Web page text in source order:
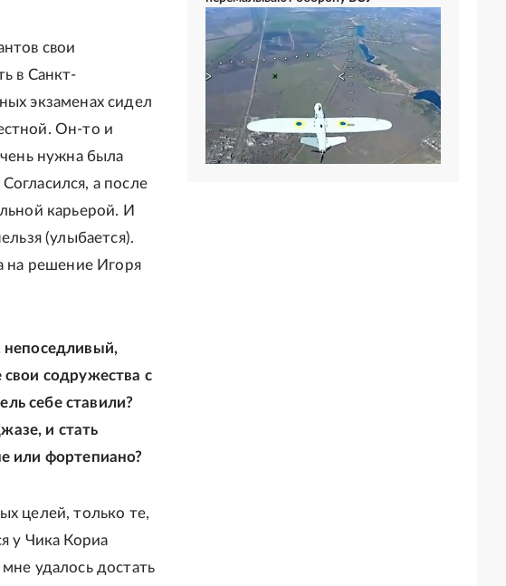
свои
в Санкт-
экзаменах сидел
Он-то и
нужна была
а после
карьерой. И
(улыбается).
на решение Игоря
непоседливый,
содружества с
себе ставили?
и стать
или фортепиано?
целей, только те,
у Чика Кориа
удалось достать